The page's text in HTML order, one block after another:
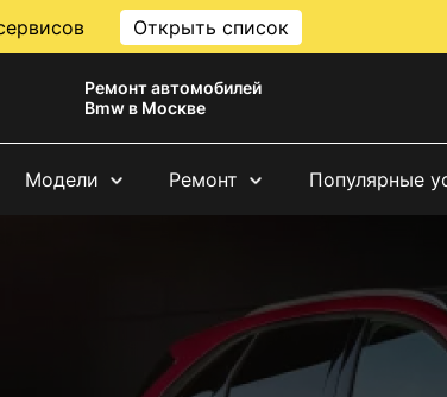
Открыть список
Ремонт автомобилей
Bmw в Москве
Модели Ремонт Популярные